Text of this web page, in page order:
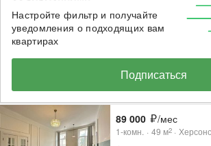
Настройте фильтр и получайте
уведомления о подходящих вам
квартирах
Подписаться
89 000 /мес
1-комн. 49 м2